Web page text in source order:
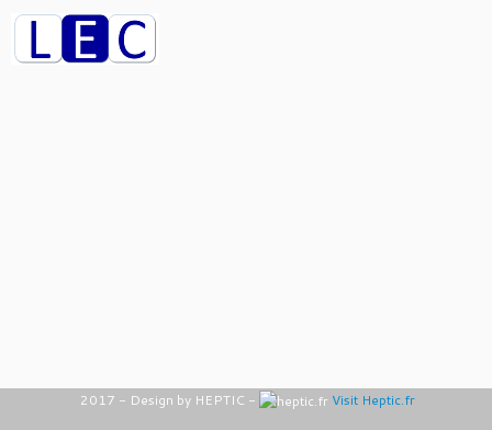
2017 - Design by HEPTIC - Visit Heptic.fr